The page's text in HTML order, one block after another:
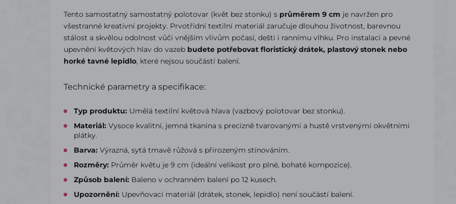
Tento samostatný samostatný polotovar (květ bez stonku) s průměrem 9 cm je navržen pro
všestranné kreativní projekty. Prvotřídní textilní materiál zaručuje dlouhou životnost, barevnou
stálost a skvělou odolnost vůči vnějším vlivům počasí, dešti i rannímu vlhku. Pro instalaci a pevné
upevnění květových hlav do vazeb budete potřebovat floristický drátek, plastový stonek nebo
horké tavné lepidlo, které nejsou součástí balení.
Technické parametry a specifikace:
Typ produktu: Umělá textilní květová hlava (vazbový polotovar bez stonku).
Materiál: Vysoce kvalitní, jemná tkanina s precizně tvarovanými a hustě vrstvenými okvětními
plátky.
Barva: Výrazná, sytá tmavě růžová s přirozeným stínováním.
Rozměry: Průměr květu je 9 cm (ideální velikost pro plné, bohaté kompozice).
Způsob balení: Baleno v ochranném balení po 12 kusech.
Upozornění: Upevňovací materiál (drátek, stonek, lepidlo) není součástí balení.